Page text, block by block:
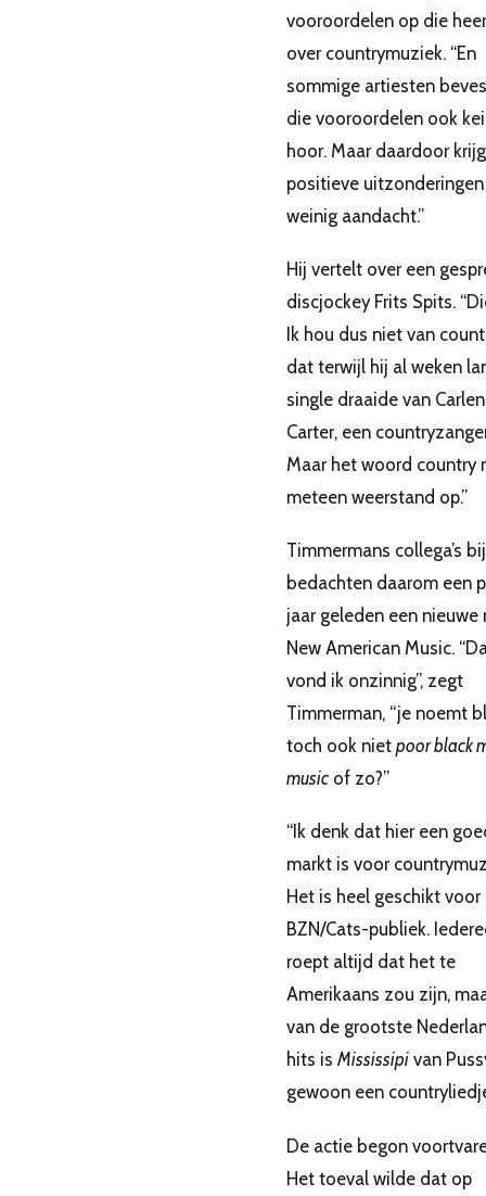
vooroordelen op die
over countrymuziek. “En
sommige artiesten
die vooroordelen ook
hoor. Maar daardoor
positieve
weinig aandacht.”
Hij vertelt over een
discjockey Frits Spits.
Ik hou dus niet van
dat terwijl hij al weken
single draaide van
Carter, een
Maar het woord country
meteen weerstand op.”
Timmermans collega’s
bedachten daarom een
jaar geleden een nieuwe
New American Music.
vond ik onzinnig”, zegt
Timmerman, “je noemt
toch ook niet poor black
music of zo?”
“Ik denk dat hier een
markt is voor
Het is heel geschikt voor
BZN/Cats-publiek.
roept altijd dat het te
Amerikaans zou zijn,
van de grootste
hits is Mississipi van
gewoon een
De actie begon
Het toeval wilde dat op